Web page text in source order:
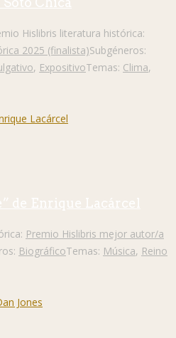
Hislibris literatura histórica:
2025 (finalista)Subgéneros:
, ExpositivoTemas: Clima,
de Enrique Lacárcel
Premio Hislibris mejor autor/a
BiográficoTemas: Música, Reino